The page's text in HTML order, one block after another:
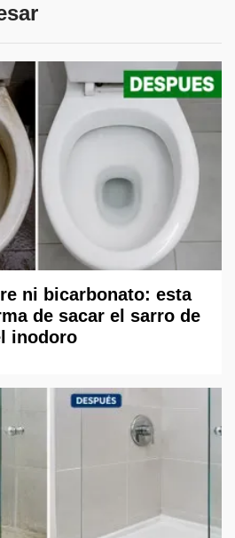
ni bicarbonato: esta
de sacar el sarro de
inodoro